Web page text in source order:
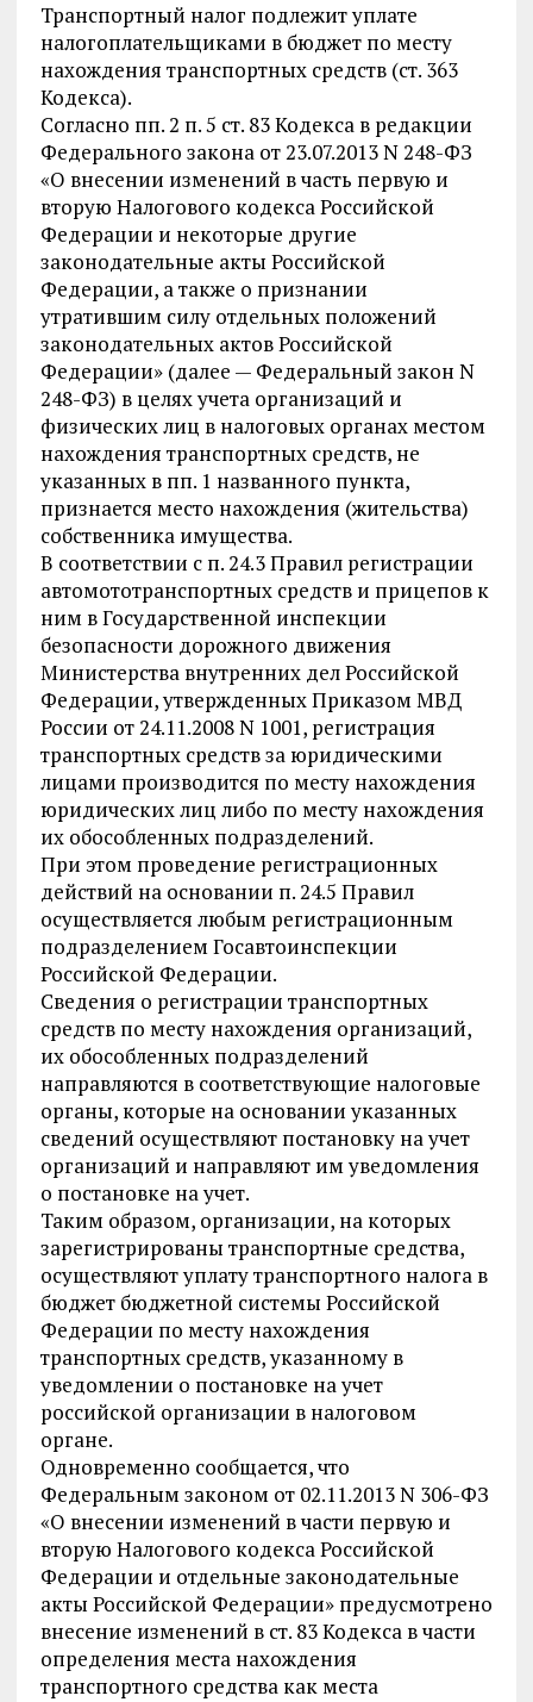
Транспортный налог подлежит уплате
налогоплательщиками в бюджет по месту
нахождения транспортных средств (ст. 363
Кодекса).
Согласно пп. 2 п. 5 ст. 83 Кодекса в редакции
Федерального закона от 23.07.2013 N 248-ФЗ
«О внесении изменений в часть первую и
вторую Налогового кодекса Российской
Федерации и некоторые другие
законодательные акты Российской
Федерации, а также о признании
утратившим силу отдельных положений
законодательных актов Российской
Федерации» (далее — Федеральный закон N
248-ФЗ) в целях учета организаций и
физических лиц в налоговых органах местом
нахождения транспортных средств, не
указанных в пп. 1 названного пункта,
признается место нахождения (жительства)
собственника имущества.
В соответствии с п. 24.3 Правил регистрации
автомототранспортных средств и прицепов к
ним в Государственной инспекции
безопасности дорожного движения
Министерства внутренних дел Российской
Федерации, утвержденных Приказом МВД
России от 24.11.2008 N 1001, регистрация
транспортных средств за юридическими
лицами производится по месту нахождения
юридических лиц либо по месту нахождения
их обособленных подразделений.
При этом проведение регистрационных
действий на основании п. 24.5 Правил
осуществляется любым регистрационным
подразделением Госавтоинспекции
Российской Федерации.
Сведения о регистрации транспортных
средств по месту нахождения организаций,
их обособленных подразделений
направляются в соответствующие налоговые
органы, которые на основании указанных
сведений осуществляют постановку на учет
организаций и направляют им уведомления
о постановке на учет.
Таким образом, организации, на которых
зарегистрированы транспортные средства,
осуществляют уплату транспортного налога в
бюджет бюджетной системы Российской
Федерации по месту нахождения
транспортных средств, указанному в
уведомлении о постановке на учет
российской организации в налоговом
органе.
Одновременно сообщается, что
Федеральным законом от 02.11.2013 N 306-ФЗ
«О внесении изменений в части первую и
вторую Налогового кодекса Российской
Федерации и отдельные законодательные
акты Российской Федерации» предусмотрено
внесение изменений в ст. 83 Кодекса в части
определения места нахождения
транспортного средства как места